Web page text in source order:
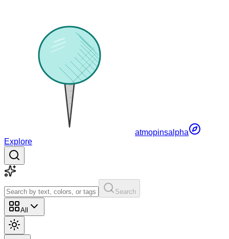
atmopinsalpha
Explore
Search
All